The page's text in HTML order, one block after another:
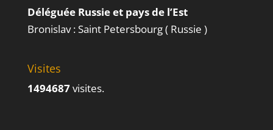
Déléguée Russie et pays de l’Est
Bronislav : Saint Petersbourg ( Russie )
Visites
1494687visites.